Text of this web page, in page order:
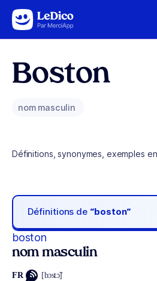
Aller au contenu
Boston
nom masculin
Définitions, synonymes, exemples
Définitions de “boston“
boston
nom masculin
FR [bɔstɔ̃]